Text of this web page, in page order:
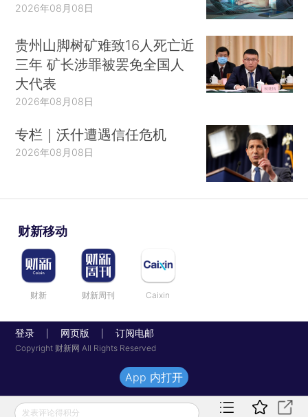
2026年08月08日
贵州山脚树矿难致16人死亡近
三年 矿长涉罪被罢免全国人
大代表
2026年08月08日
专栏｜沃什遭遇信任危机
2026年08月08日
财新移动
财新 财新周刊 Caixin
登录 网页版 订阅电邮
Copyright 财新网 All Rights Reserved
发表评论得积分
App 内打开